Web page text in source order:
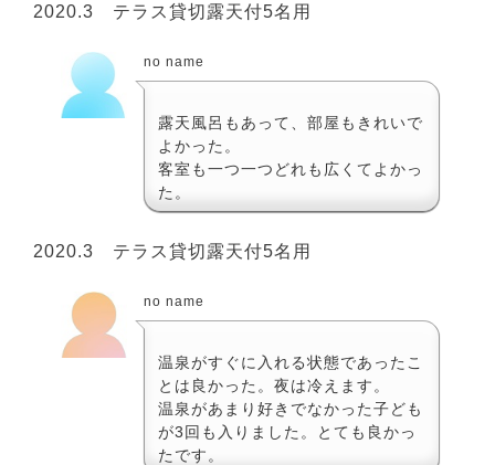
2020.3 テラス貸切露天付5名用
no name
露天風呂もあって、部屋もきれいで
よかった。
客室も一つ一つどれも広くてよかっ
た。
2020.3 テラス貸切露天付5名用
no name
温泉がすぐに入れる状態であったこ
とは良かった。夜は冷えます。
温泉があまり好きでなかった子ども
が3回も入りました。とても良かっ
たです。